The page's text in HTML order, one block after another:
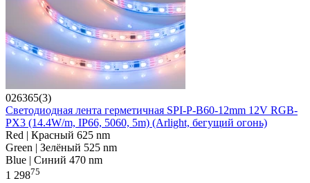
026365(3)
Светодиодная лента герметичная SPI-P-B60-12mm 12V RGB-
PX3 (14.4W/m, IP66, 5060, 5m) (Arlight, бегущий огонь)
Red | Красный 625 nm
Green | Зелёный 525 nm
Blue | Синий 470 nm
1 29875